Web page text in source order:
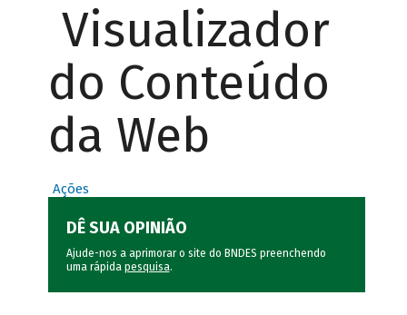
Visualizador
do Conteúdo
da Web
Ações
DÊ SUA OPINIÃO
Ajude-nos a aprimorar o site do BNDES preenchendo
uma rápida pesquisa.